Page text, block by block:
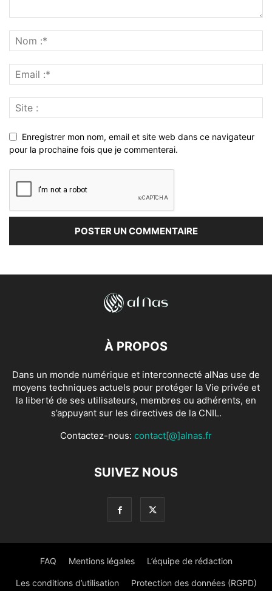
Enregistrer mon nom, email et site web dans ce navigateur
pour la prochaine fois que je commenterai.
À PROPOS
Dans un monde numérique et interconnecté alNas use de
moyens techniques actuels pour protéger la Vie privée et
la liberté de ses utilisateurs, membres ou adhérents, en
s’appuyant sur les directives de la CNIL.
Contactez-nous: contact[@]alnas.fr
SUIVEZ NOUS
FAQ Mentions légales L’équipe de rédaction
Les conditions d’utilisation Protection des données (RGPD)